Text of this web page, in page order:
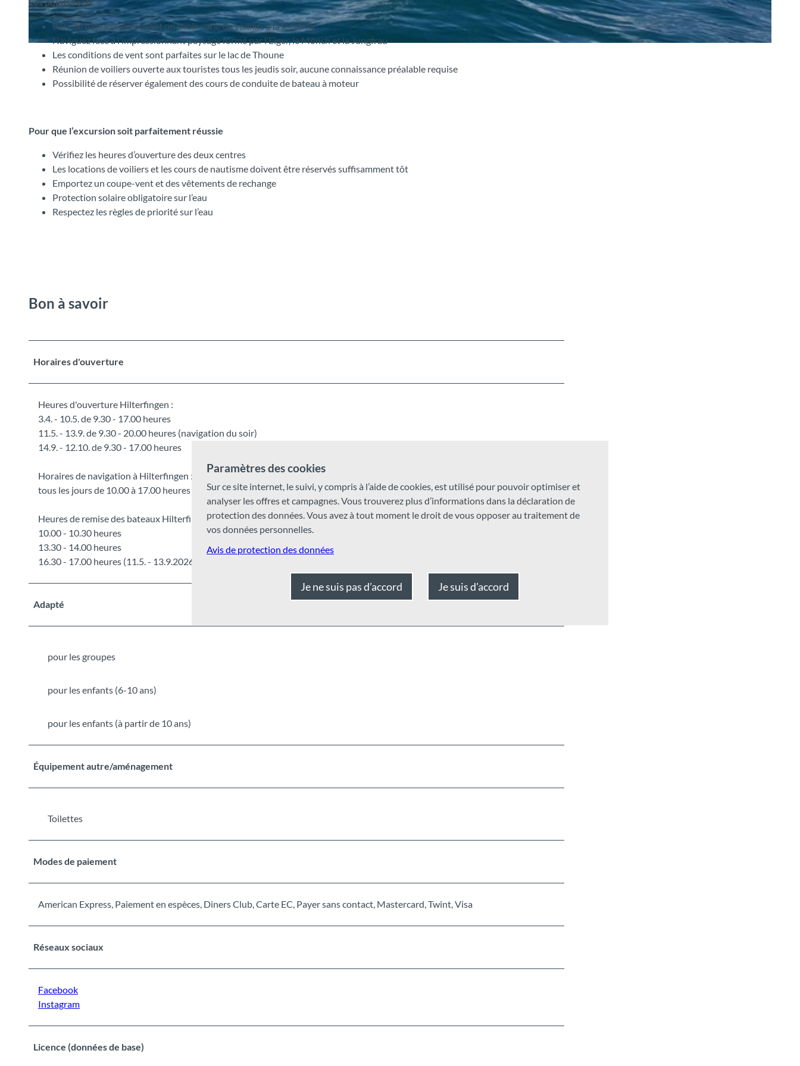
Parc de bateaux proposant un choix varié de voiliers à la location
Naviguez face à l’impressionnant paysage formé par l’Eiger, le Mönch et la Jungfrau
Les conditions de vent sont parfaites sur le lac de Thoune
Réunion de voiliers ouverte aux touristes tous les jeudis soir, aucune connaissance préalable requise
Possibilité de réserver également des cours de conduite de bateau à moteur
Pour que l’excursion soit parfaitement réussie
Vérifiez les heures d’ouverture des deux centres
Les locations de voiliers et les cours de nautisme doivent être réservés suffisamment tôt
Emportez un coupe-vent et des vêtements de rechange
Protection solaire obligatoire sur l’eau
Respectez les règles de priorité sur l’eau
Bon à savoir
Horaires d'ouverture
Heures d'ouverture Hilterfingen :
3.4. - 10.5. de 9.30 - 17.00 heures
11.5. - 13.9. de 9.30 - 20.00 heures (navigation du soir)
14.9. - 12.10. de 9.30 - 17.00 heures
Horaires de navigation à Hilterfingen :
tous les jours de 10.00 à 17.00 heures
Heures de remise des bateaux Hilterfingen
10.00 - 10.30 heures
13.30 - 14.00 heures
16.30 - 17.00 heures (11.5. - 13.9.2026)
Adapté
pour les groupes
pour les enfants (6-10 ans)
pour les enfants (à partir de 10 ans)
Équipement autre/aménagement
Toilettes
Modes de paiement
American Express, Paiement en espèces, Diners Club, Carte EC, Payer sans contact, Mastercard, Twint, Visa
Réseaux sociaux
Facebook
Instagram
Licence (données de base)
Paramètres des cookies
Sur ce site internet, le suivi, y compris à l’aide de cookies, est utilisé pour pouvoir optimiser et
analyser les offres et campagnes. Vous trouverez plus d’informations dans la déclaration de
protection des données. Vous avez à tout moment le droit de vous opposer au traitement de
vos données personnelles.
Avis de protection des données
Je ne suis pas d’accord Je suis d’accord